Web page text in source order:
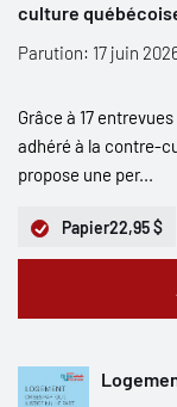
culture
Parution: 17 juin
Grâce à 17
adhéré à la contre-
propose une per...
Papier22,95 $